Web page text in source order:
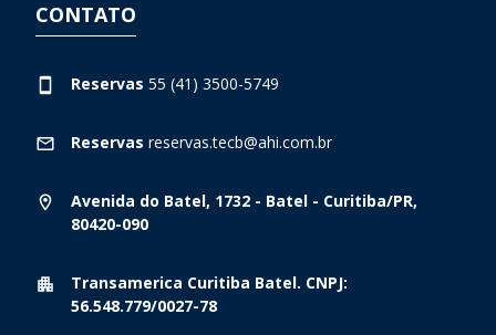
CONTATO
Reservas 55 (41) 3500-5749
Reservas reservas.tecb@ahi.com.br
Avenida do Batel, 1732 - Batel - Curitiba/PR,
80420-090
Transamerica Curitiba Batel. CNPJ:
56.548.779/0027-78